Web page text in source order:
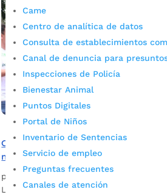
Came
Centro de analítica de datos
Consulta de establecimientos
Canal de denuncia para
Inspecciones de Policía
Bienestar Animal
Puntos Digitales
Portal de Niños
Inventario de Sentencias
Servicio de empleo
Preguntas frecuentes
Canales de atención
Convenios solidarios: se han
millones en Bucaramanga
por admin_prensa
Los recursos de convenios solidarios